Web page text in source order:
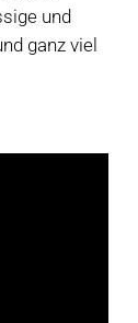
und
ganz viel